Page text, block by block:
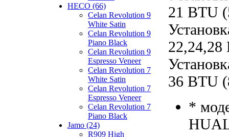
HECO (66)
Celan Revolution 9
White Satin
Celan Revolution 9
Piano Black
Celan Revolution 9
Espresso Veneer
Celan Revolution 7
White Satin
Celan Revolution 7
Espresso Veneer
Celan Revolution 7
Piano Black
Jamo (24)
R909 High
21 BTU
36 BTU
*